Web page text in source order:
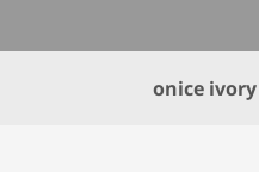
onice ivory